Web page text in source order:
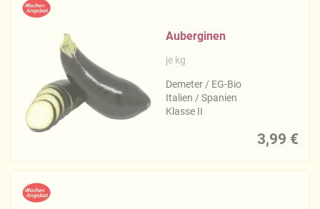
Auberginen
je kg
Demeter / EG-Bio
Italien / Spanien
Klasse II
3,99 €